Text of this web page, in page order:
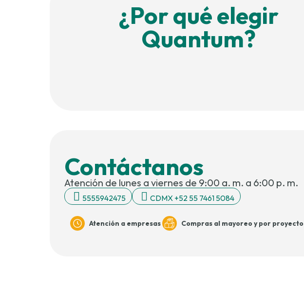
¿Por qué elegir
Quantum?
Contáctanos
Atención de lunes a viernes de 9:00 a. m. a 6:00 p. m.
5555942475 CDMX +52 55 7461 5084
Atención a empresas Compras al mayoreo y por proyecto